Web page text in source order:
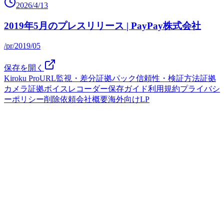
2026/4/13
2019年5月のプレスリリース | PayPay株式会社
/pr/2019/05
保存を開く
Kiroku ProURL監視・差分証拠パック信頼性・検証方法証拠
カメラ証拠ボイスレコーダー保存ガイド利用規約プライバシ
ーポリシー削除依頼会社概要海外向けLP